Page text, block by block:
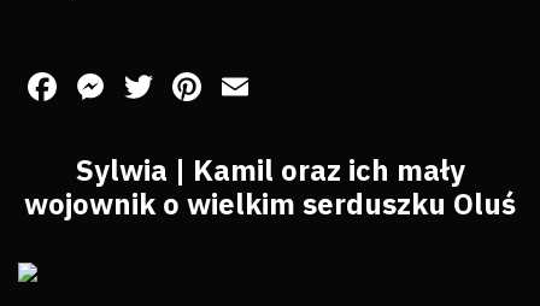
Facebook
Messenger
TwitterPinterest
Sylwia | Kamil oraz ich mały
wojownik o wielkim serduszku Oluś